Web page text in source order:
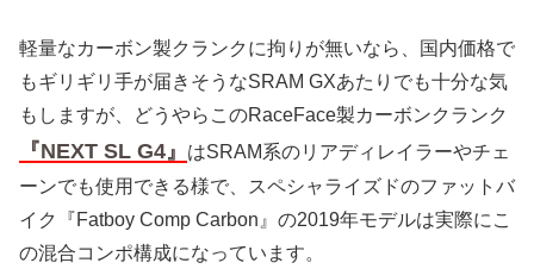
軽量なカーボン製クランクに拘りが無いなら、国内価格で
もギリギリ手が届きそうなSRAM GXあたりでも十分な気
もしますが、どうやらこのRaceFace製カーボンクランク
『NEXT SL G4』
はSRAM系のリアディレイラーやチェ
ーンでも使用できる様で、スペシャライズドのファットバ
イク『Fatboy Comp Carbon』の2019年モデルは実際にこ
の混合コンポ構成になっています。